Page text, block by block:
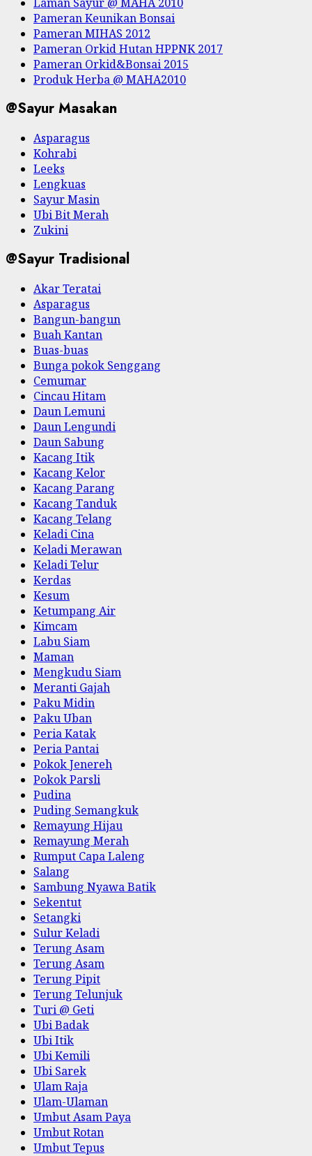
Pameran Keunikan Bonsai
Pameran MIHAS 2012
Pameran Orkid Hutan HPPNK 2017
Pameran Orkid&Bonsai 2015
Produk Herba @ MAHA2010
@Sayur Masakan
Asparagus
Kohrabi
Leeks
Lengkuas
Sayur Masin
Ubi Bit Merah
Zukini
@Sayur Tradisional
Akar Teratai
Asparagus
Bangun-bangun
Buah Kantan
Buas-buas
Bunga pokok Senggang
Cemumar
Cincau Hitam
Daun Lemuni
Daun Lengundi
Daun Sabung
Kacang Itik
Kacang Kelor
Kacang Parang
Kacang Tanduk
Kacang Telang
Keladi Cina
Keladi Merawan
Keladi Telur
Kerdas
Kesum
Ketumpang Air
Kimcam
Labu Siam
Maman
Mengkudu Siam
Meranti Gajah
Paku Midin
Paku Uban
Peria Katak
Peria Pantai
Pokok Jenereh
Pokok Parsli
Pudina
Puding Semangkuk
Remayung Hijau
Remayung Merah
Rumput Capa Laleng
Salang
Sambung Nyawa Batik
Sekentut
Setangki
Sulur Keladi
Terung Asam
Terung Asam
Terung Pipit
Terung Telunjuk
Turi @ Geti
Ubi Badak
Ubi Itik
Ubi Kemili
Ubi Sarek
Ulam Raja
Ulam-Ulaman
Umbut Asam Paya
Umbut Rotan
Umbut Tepus